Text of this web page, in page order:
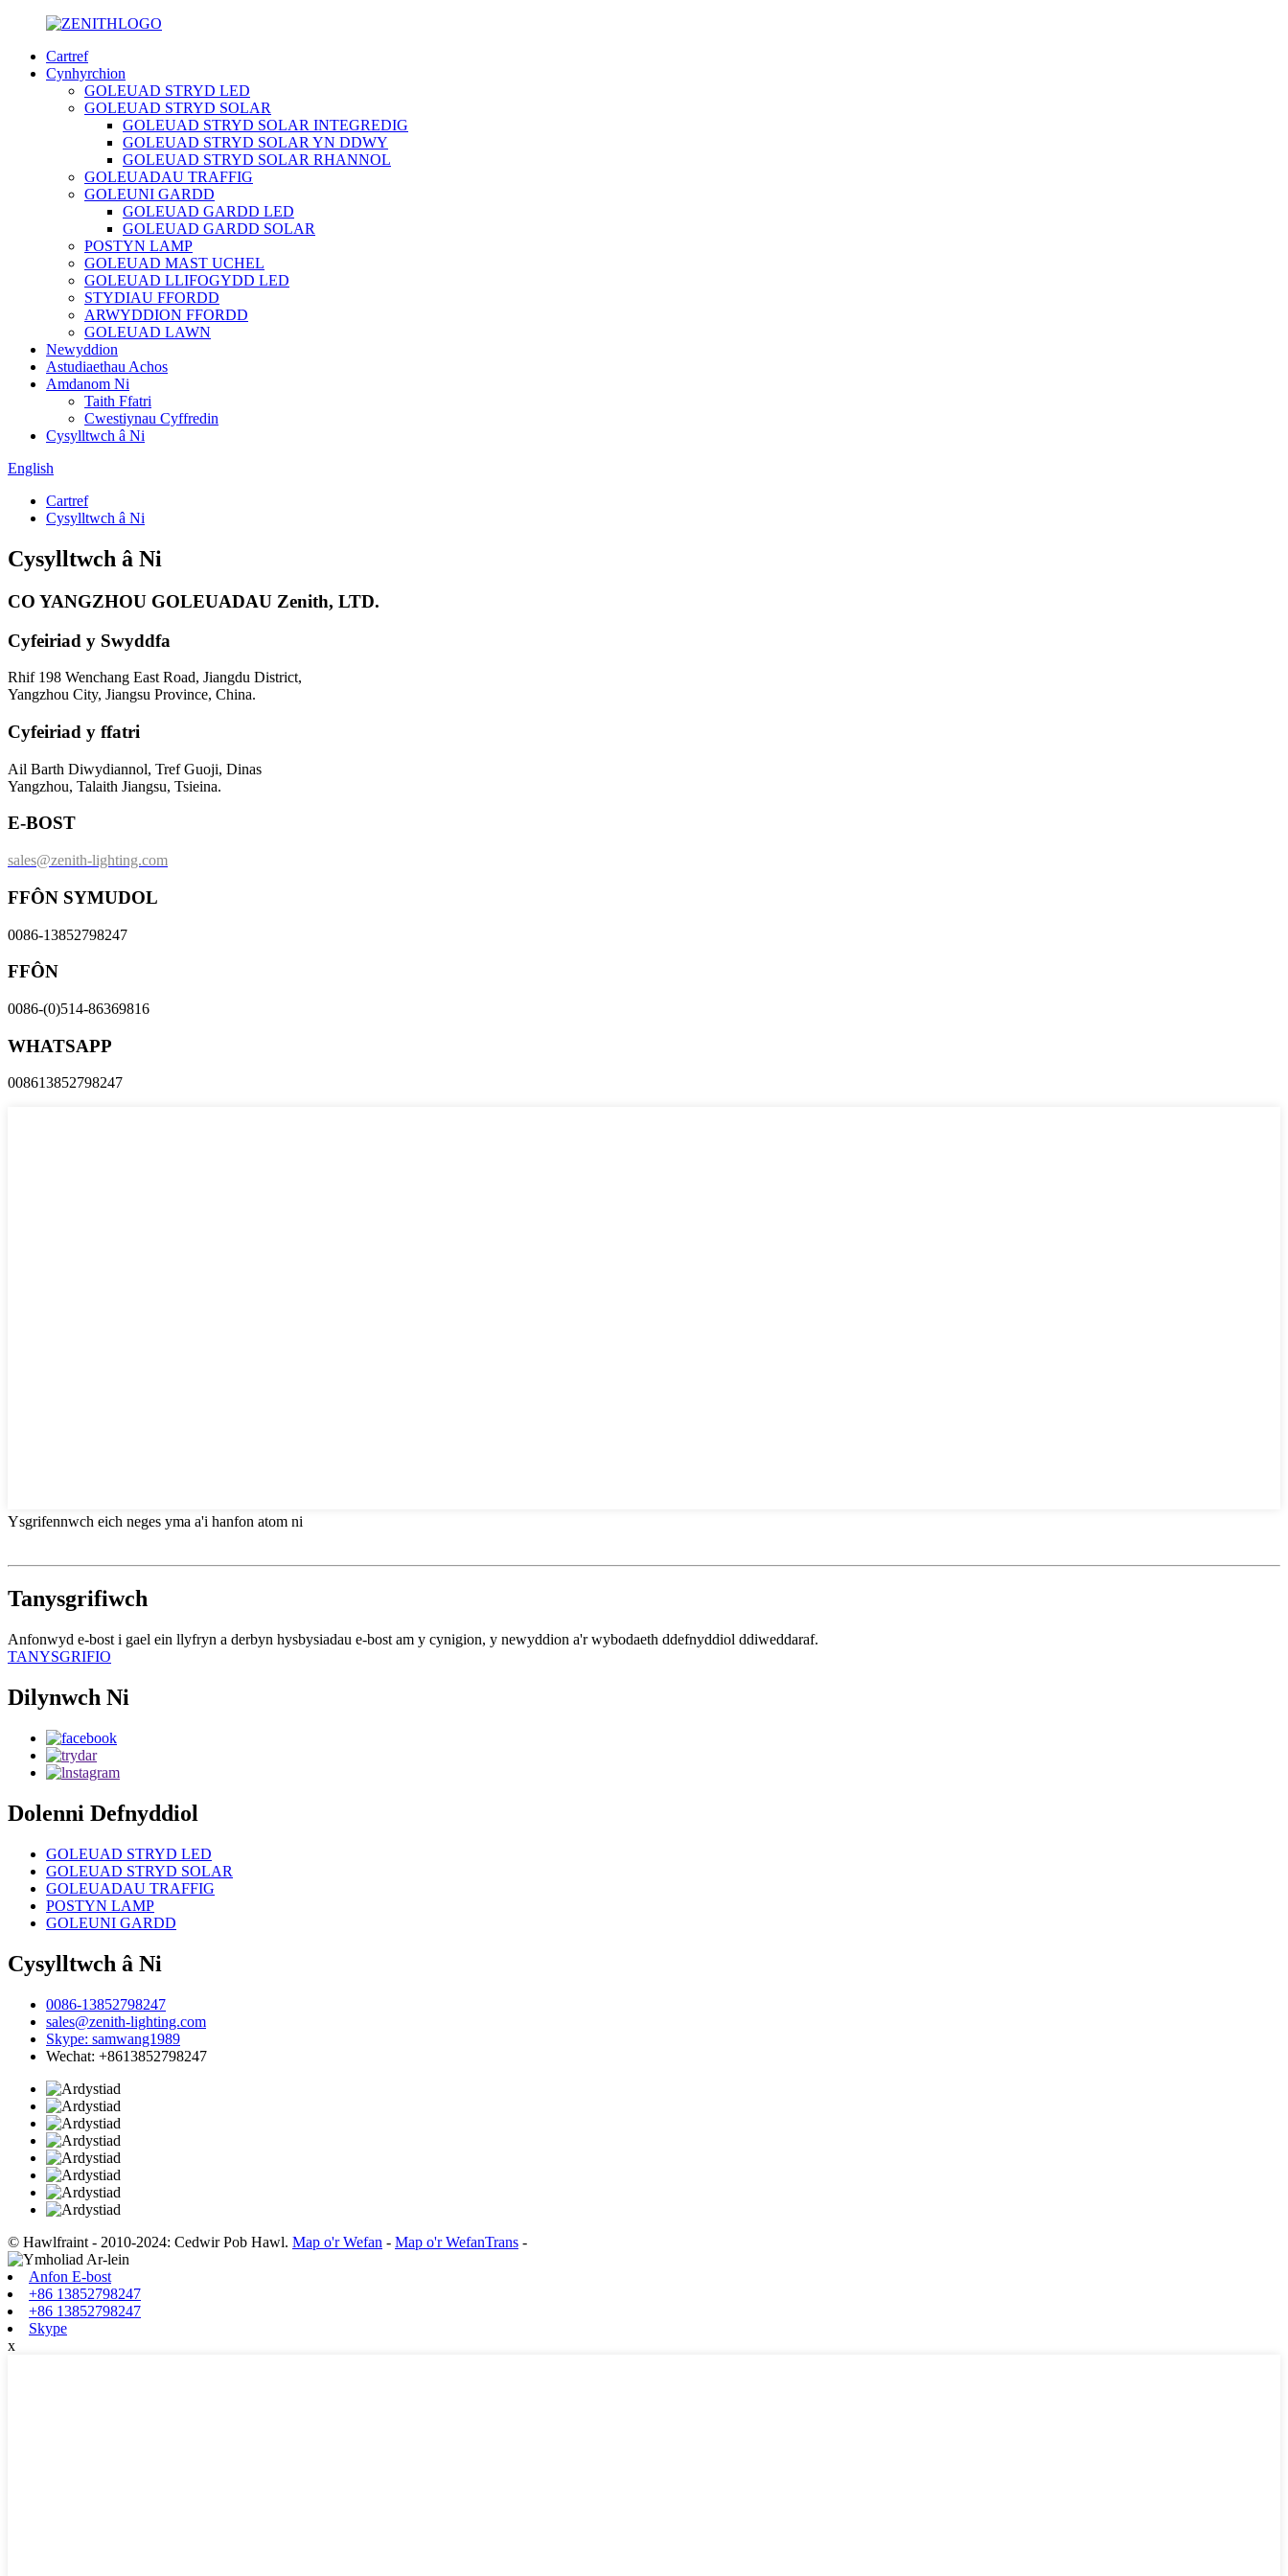
Cartref
Cynhyrchion
GOLEUAD STRYD LED
GOLEUAD STRYD SOLAR
GOLEUAD STRYD SOLAR INTEGREDIG
GOLEUAD STRYD SOLAR YN DDWY
GOLEUAD STRYD SOLAR RHANNOL
GOLEUADAU TRAFFIG
GOLEUNI GARDD
GOLEUAD GARDD LED
GOLEUAD GARDD SOLAR
POSTYN LAMP
GOLEUAD MAST UCHEL
GOLEUAD LLIFOGYDD LED
STYDIAU FFORDD
ARWYDDION FFORDD
GOLEUAD LAWN
Newyddion
Astudiaethau Achos
Amdanom Ni
Taith Ffatri
Cwestiynau Cyffredin
Cysylltwch â Ni
English
Cartref
Cysylltwch â Ni
Cysylltwch â Ni
CO YANGZHOU GOLEUADAU Zenith, LTD.
Cyfeiriad y Swyddfa
Rhif 198 Wenchang East Road, Jiangdu District,
Yangzhou City, Jiangsu Province, China.
Cyfeiriad y ffatri
Ail Barth Diwydiannol, Tref Guoji, Dinas
Yangzhou, Talaith Jiangsu, Tsieina.
E-BOST
sales@zenith-lighting.com
FFÔN SYMUDOL
0086-13852798247
FFÔN
0086-(0)514-86369816
WHATSAPP
008613852798247
Ysgrifennwch eich neges yma a'i hanfon atom ni
Tanysgrifiwch
Anfonwyd e-bost i gael ein llyfryn a derbyn hysbysiadau e-bost am y cynigion, y newyddion a'r wybodaeth ddefnyddiol ddiweddaraf.
TANYSGRIFIO
Dilynwch Ni
Dolenni Defnyddiol
GOLEUAD STRYD LED
GOLEUAD STRYD SOLAR
GOLEUADAU TRAFFIG
POSTYN LAMP
GOLEUNI GARDD
Cysylltwch â Ni
0086-13852798247
sales@zenith-lighting.com
Skype: samwang1989
Wechat: +8613852798247
© Hawlfraint - 2010-2024: Cedwir Pob Hawl. Map o'r Wefan - Map o'r WefanTrans -
Anfon E-bost
+86 13852798247
+86 13852798247
Skype
x